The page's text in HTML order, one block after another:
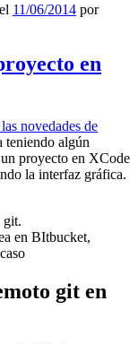
el 11/06/2014 por
en
novedades de
teniendo algún
proyecto en XCode
la interfaz gráfica.
git.
en BItbucket,
git en